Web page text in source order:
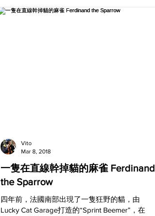
一隻在直線幹掉貓的麻雀 Ferdinand
the Sparrow
四年前，法國南部出現了一隻狂野的貓，由
Lucky Cat Garage打造的“Sprint Beemer”，在
Vito
Mar 8, 2018